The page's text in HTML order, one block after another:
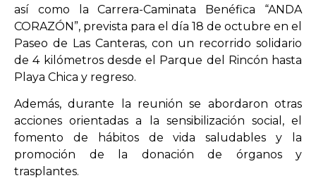
así como la Carrera-Caminata Benéfica “ANDA
CORAZÓN”, prevista para el día 18 de octubre en el
Paseo de Las Canteras, con un recorrido solidario
de 4 kilómetros desde el Parque del Rincón hasta
Playa Chica y regreso.
Además, durante la reunión se abordaron otras
acciones orientadas a la sensibilización social, el
fomento de hábitos de vida saludables y la
promoción de la donación de órganos y
trasplantes.